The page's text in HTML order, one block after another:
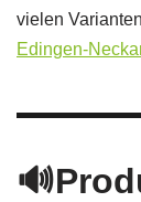
vielen
Edingen-